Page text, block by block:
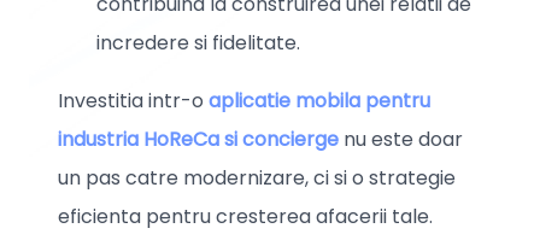
incredere si fidelitate.
Investitia intr-o aplicatie mobila pentru
industria HoReCa si concierge nu este doar
un pas catre modernizare, ci si o strategie
eficienta pentru cresterea afacerii tale.